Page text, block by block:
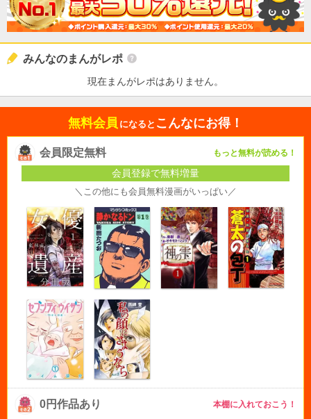
みんなのまんがレポ
現在まんがレポはありません。
無料会員 になると こんなにお得！
会員限定無料 もっと無料が読める！
会員登録で無料増量
＼この他にも会員無料漫画がいっぱい／
0円作品あり 本棚に入れておこう！